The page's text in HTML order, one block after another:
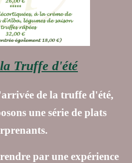
Truffe d'été
de la truffe d'été,
une série de plats
par une expérience